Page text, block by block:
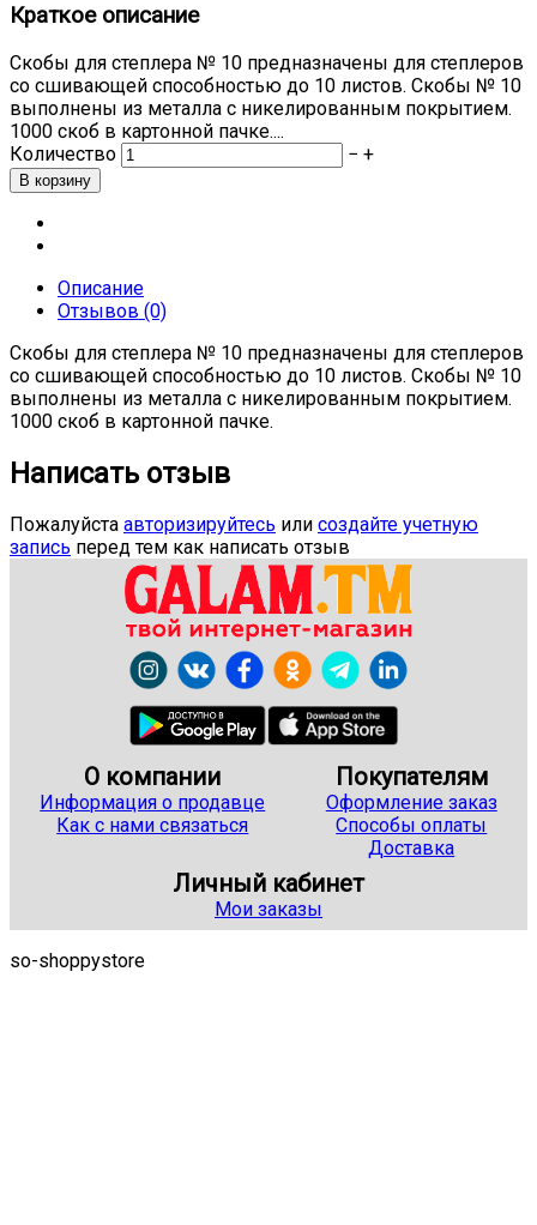
Краткое описание
Скобы для степлера № 10 предназначены для степлеров
со сшивающей способностью до 10 листов. Скобы № 10
выполнены из металла с никелированным покрытием.
1000 скоб в картонной пачке....
Количество
− +
Описание
Отзывов (0)
Скобы для степлера № 10 предназначены для степлеров
со сшивающей способностью до 10 листов. Скобы № 10
выполнены из металла с никелированным покрытием.
1000 скоб в картонной пачке.
Написать отзыв
Пожалуйста авторизируйтесь или создайте учетную
запись перед тем как написать отзыв
О компании
Информация о продавце
Как с нами связаться
Покупателям
Оформление заказ
Способы оплаты
Доставка
Личный кабинет
Мои заказы
so-shoppystore